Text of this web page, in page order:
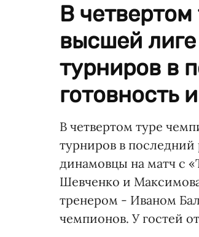
В
высшей
турниров в
готовность
В четвертом туре
турниров в последний
динамовцы на матч с
Шевченко и
тренером - Иваном
чемпионов. У гостей